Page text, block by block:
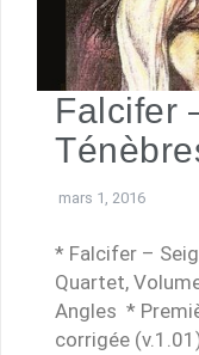
Falcifer
mars 1, 2016
* Falcifer –
Quartet,
Angles *
corrigée